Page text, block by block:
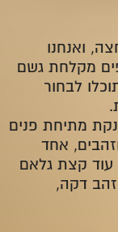
ואנחנו
מקלחת גשם
לבחור
מתיחת פנים
אחד
עוד קצת גלאם
דקה,